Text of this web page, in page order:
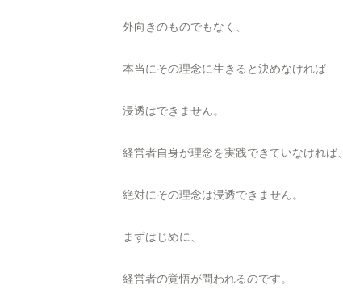
外向きのものでもなく、
本当にその理念に生きると決めなければ
浸透はできません。
経営者自身が理念を実践できていなければ、
絶対にその理念は浸透できません。
まずはじめに、
経営者の覚悟が問われるのです。